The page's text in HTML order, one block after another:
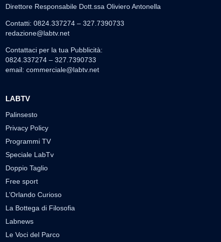
Direttore Responsabile Dott.ssa Oliviero Antonella
Contatti: 0824.337274 – 327.7390733
redazione@labtv.net
Contattaci per la tua Pubblicità:
0824.337274 – 327.7390733
email: commerciale@labtv.net
LABTV
Palinsesto
Privacy Policy
Programmi TV
Speciale LabTv
Doppio Taglio
Free sport
L’Orlando Curioso
La Bottega di Filosofia
Labnews
Le Voci del Parco